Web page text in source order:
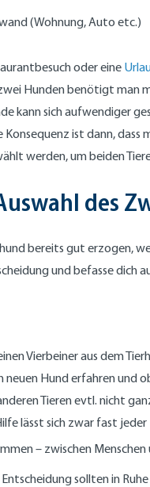
(Wohnung, Auto etc.)
oder eine
Hunden benötigt man
kann sich aufwendiger
ist dann, dass
werden, um beiden
des
bereits gut erzogen,
und befasse dich
Vierbeiner aus dem
neuen Hund erfahren und
Tieren evtl. nicht
lässt sich zwar fast
– zwischen
Entscheidung sollten in